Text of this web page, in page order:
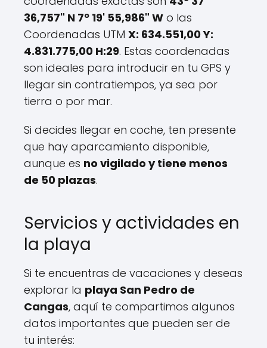
36,757" N 7º 19' 55,986" W o las
Coordenadas UTM X: 634.551,00 Y:
4.831.775,00 H:29. Estas coordenadas
son ideales para introducir en tu GPS y
llegar sin contratiempos, ya sea por
tierra o por mar.
Si decides llegar en coche, ten presente
que hay aparcamiento disponible,
aunque es no vigilado y tiene menos
de 50 plazas.
Servicios y actividades en
la playa
Si te encuentras de vacaciones y deseas
explorar la playa San Pedro de
Cangas, aquí te compartimos algunos
datos importantes que pueden ser de
tu interés: